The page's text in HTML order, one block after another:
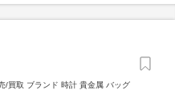
/買取 ブランド 時計 貴金属 バッグ